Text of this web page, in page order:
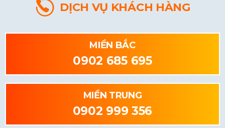
DỊCH VỤ KHÁCH HÀNG
MIỀN BẮC
0902 685 695
MIỀN TRUNG
0902 999 356